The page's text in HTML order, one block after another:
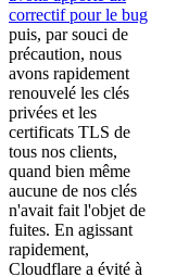
correctif pour le bug
puis, par souci de
précaution, nous
avons rapidement
renouvelé les clés
privées et les
certificats TLS de
tous nos clients,
quand bien même
aucune de nos clés
n'avait fait l'objet de
fuites. En agissant
rapidement,
Cloudflare a évité à